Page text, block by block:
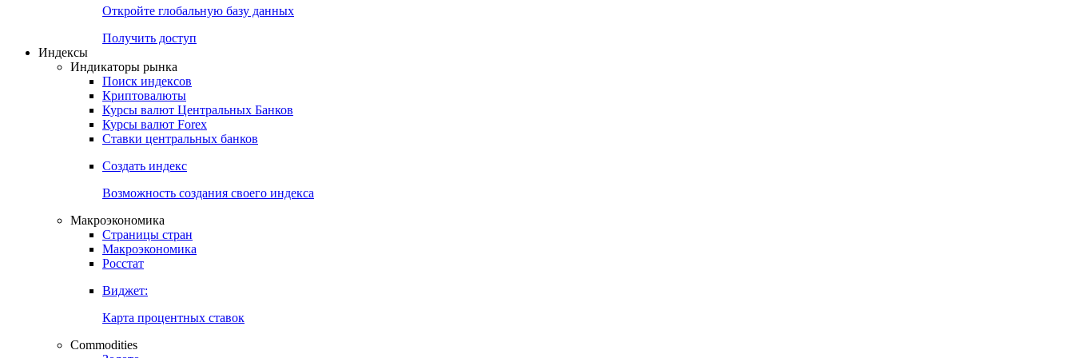
Откройте глобальную базу данных
Получить доступ
Индексы
Индикаторы рынка
Поиск индексов
Криптовалюты
Курсы валют Центральных Банков
Курсы валют Forex
Ставки центральных банков
Создать индекс
Возможность создания своего индекса
Макроэкономика
Страницы стран
Макроэкономика
Росстат
Виджет:
Карта процентных ставок
Commodities